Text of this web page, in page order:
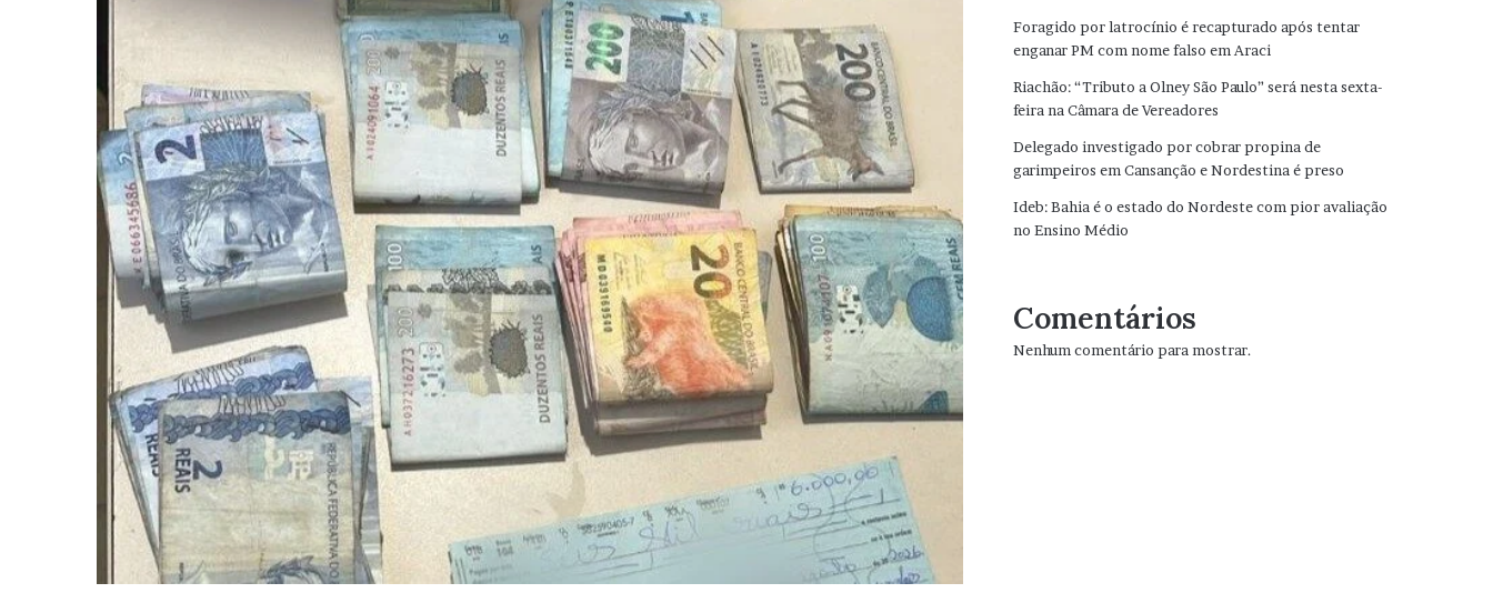
Foragido por latrocínio é recapturado após tentar
enganar PM com nome falso em Araci
Riachão: “Tributo a Olney São Paulo” será nesta sexta-
feira na Câmara de Vereadores
Delegado investigado por cobrar propina de
garimpeiros em Cansanção e Nordestina é preso
Ideb: Bahia é o estado do Nordeste com pior avaliação
no Ensino Médio
Comentários
Nenhum comentário para mostrar.